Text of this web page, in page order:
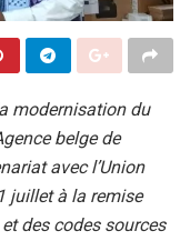
modernisation du
belge de
avec l’Union
juillet à la remise
des codes sources